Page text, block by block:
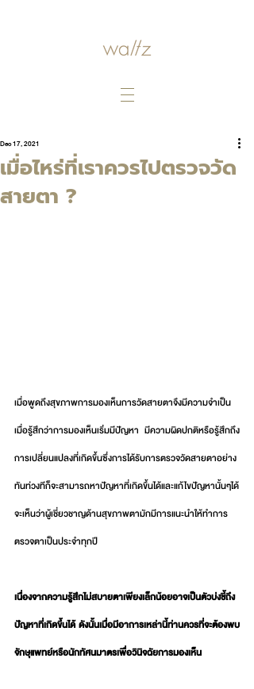
เมื่อไหร่ที่เราควรไปตรวจวัด
สายตา ?
Dec 17, 2021
เมื่อพูดถึงสุขภาพการมองเห็นการวัดสายตาจึงมีความจำเป็น
เมื่อรู้สึกว่าการมองเห็นเริ่มมีปัญหา มีความผิดปกติหรือรู้สึกถึง
การเปลี่ยนแปลงที่เกิดขึ้นซึ่งการได้รับการตรวจวัดสายตาอย่าง
ทันท่วงทีก็จะสามารถหาปัญหาที่เกิดขึ้นได้และแก้ไขปัญหานั้นๆได้
จะเห็นว่าผู้เชี่ยวชาญด้านสุขภาพตามักมีการแนะนำให้ทำการ
ตรวจตาเป็นประจำทุกปี
เนื่องจากความรู้สึกไม่สบายตาเพียงเล็กน้อยอาจเป็นตัวบ่งชี้ถึง
ปัญหาที่เกิดขึ้นได้ ดังนั้นเมื่อมีอาการเหล่านี้ท่านควรที่จะต้องพบ
จักษุแพทย์หรือนักทัศนมาตรเพื่อวินิจฉัยการมองเห็น